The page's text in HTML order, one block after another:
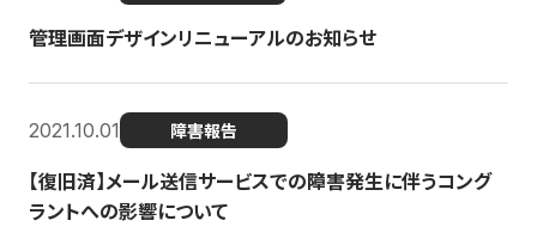
管理画面デザインリニューアルのお知らせ
2021.10.01 障害報告
【復旧済】メール送信サービスでの障害発生に伴うコング
ラントへの影響について